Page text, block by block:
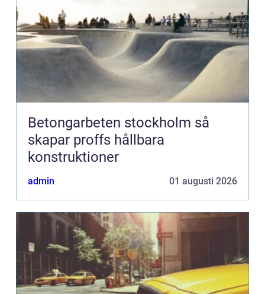
Betongarbeten stockholm så
skapar proffs hållbara
konstruktioner
admin 01 augusti 2026